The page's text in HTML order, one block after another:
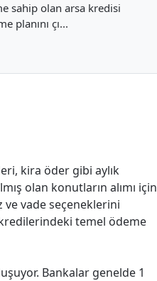
sahip olan arsa kredisi
planını çı...
kira öder gibi aylık
olan konutların alımı için
vade seçeneklerini
temel ödeme
Bankalar genelde 1